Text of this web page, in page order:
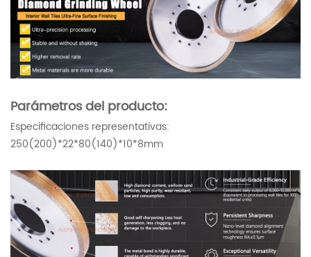
Parámetros del producto:
Especificaciones representativas:
250(200)*22*80(140)*10*8mm